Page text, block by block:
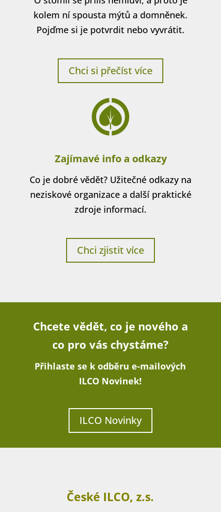
O stomii se příliš nemluví, a proto je
kolem ní spousta mýtů a domněnek.
Pojďme si je potvrdit nebo vyvrátit.
Chci si přečíst více
Zajímavé info a odkazy
Co je dobré vědět? Užitečné odkazy na
neziskové organizace a další praktické
zdroje informací.
Chci zjistit více
Chcete vědět, co je nového a
co pro vás chystáme?
Přihlaste se k odběru e-mailových
ILCO Novinek!
ILCO Novinky
České ILCO, z.s.